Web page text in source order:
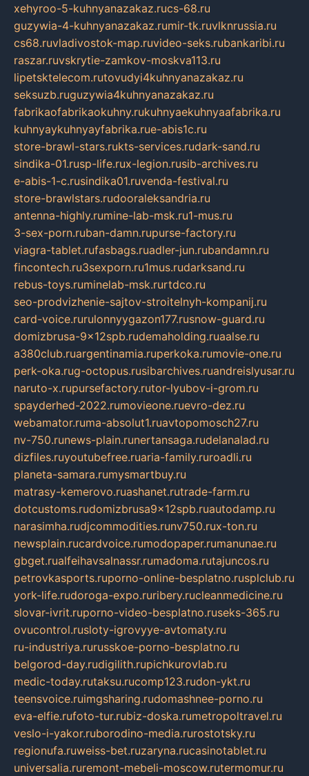
xehyroo-5-kuhnyanazakaz.rucs-68.ru
guzywia-4-kuhnyanazakaz.rumir-tk.ruvlknrussia.ru
cs68.ruvladivostok-map.ruvideo-seks.rubankaribi.ru
raszar.ruvskrytie-zamkov-moskva113.ru
lipetsktelecom.rutovudyi4kuhnyanazakaz.ru
seksuzb.ruguzywia4kuhnyanazakaz.ru
fabrikaofabrikaokuhny.rukuhnyaekuhnyaafabrika.ru
kuhnyaykuhnyayfabrika.rue-abis1c.ru
store-brawl-stars.rukts-services.rudark-sand.ru
sindika-01.rusp-life.rux-legion.rusib-archives.ru
e-abis-1-c.rusindika01.ruvenda-festival.ru
store-brawlstars.rudooraleksandria.ru
antenna-highly.rumine-lab-msk.ru1-mus.ru
3-sex-porn.ruban-damn.rupurse-factory.ru
viagra-tablet.rufasbags.ruadler-jun.rubandamn.ru
fincontech.ru3sexporn.ru1mus.rudarksand.ru
rebus-toys.ruminelab-msk.rurtdco.ru
seo-prodvizhenie-sajtov-stroitelnyh-kompanij.ru
card-voice.rurulonnyygazon177.rusnow-guard.ru
domizbrusa-9x12spb.rudemaholding.ruaalse.ru
a380club.ruargentinamia.ruperkoka.rumovie-one.ru
perk-oka.rug-octopus.rusibarchives.ruandreislyusar.ru
naruto-x.rupursefactory.rutor-lyubov-i-grom.ru
spayderhed-2022.rumovieone.ruevro-dez.ru
webamator.ruma-absolut1.ruavtopomosch27.ru
nv-750.runews-plain.runertansaga.rudelanalad.ru
dizfiles.ruyoutubefree.ruaria-family.ruroadli.ru
planeta-samara.rumysmartbuy.ru
matrasy-kemerovo.ruashanet.rutrade-farm.ru
dotcustoms.rudomizbrusa9x12spb.ruautodamp.ru
narasimha.rudjcommodities.runv750.rux-ton.ru
newsplain.rucardvoice.rumodopaper.rumanunae.ru
gbget.rualfeihavsalnassr.rumadoma.rutajuncos.ru
petrovkasports.ruporno-online-besplatno.rusplclub.ru
york-life.rudoroga-expo.ruribery.rucleanmedicine.ru
slovar-ivrit.ruporno-video-besplatno.ruseks-365.ru
ovucontrol.rusloty-igrovyye-avtomaty.ru
ru-industriya.rurusskoe-porno-besplatno.ru
belgorod-day.rudigilith.rupichkurovlab.ru
medic-today.rutaksu.rucomp123.rudon-ykt.ru
teensvoice.ruimgsharing.rudomashnee-porno.ru
eva-elfie.rufoto-tur.rubiz-doska.rumetropoltravel.ru
veslo-i-yakor.ruborodino-media.rurostotsky.ru
regionufa.ruweiss-bet.ruzaryna.rucasinotablet.ru
universalia.ruremont-mebeli-moscow.rutermomur.ru